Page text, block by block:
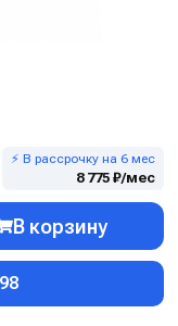
⚡ В рассрочку на 6 мес
8 775 ₽/мес
В корзину